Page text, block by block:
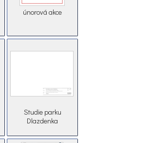
únorová akce
Studie parku
Dlazdenka